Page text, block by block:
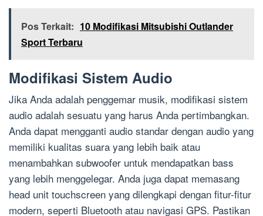
Pos Terkait: 10 Modifikasi Mitsubishi Outlander
Sport Terbaru
Modifikasi Sistem Audio
Jika Anda adalah penggemar musik, modifikasi sistem
audio adalah sesuatu yang harus Anda pertimbangkan.
Anda dapat mengganti audio standar dengan audio yang
memiliki kualitas suara yang lebih baik atau
menambahkan subwoofer untuk mendapatkan bass
yang lebih menggelegar. Anda juga dapat memasang
head unit touchscreen yang dilengkapi dengan fitur-fitur
modern, seperti Bluetooth atau navigasi GPS. Pastikan